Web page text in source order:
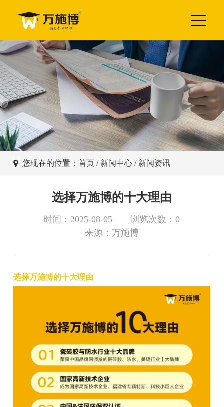
您现在的位置： 首页/ 新闻中心/ 新闻资讯
选择万施博的十大理由
时间：2025-08-05 浏览次数：0
来源：万施博
选择万施博的十大理由